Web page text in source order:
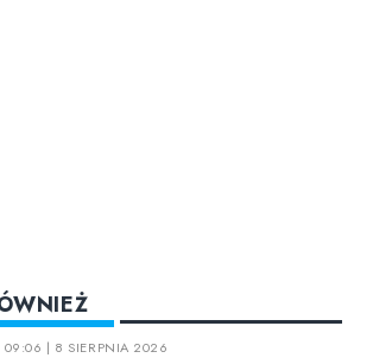
09:06 | 8 SIERPNIA 2026